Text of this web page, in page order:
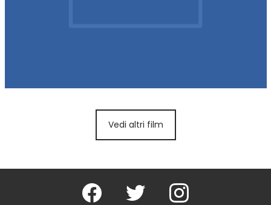
Vedi altri film
Facebook Twitter Instagram